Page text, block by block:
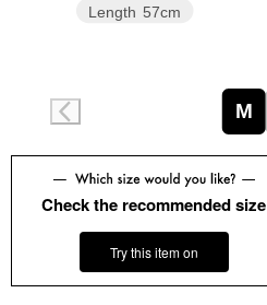
Length 57cm
M
Check the recommended size
Try this item on